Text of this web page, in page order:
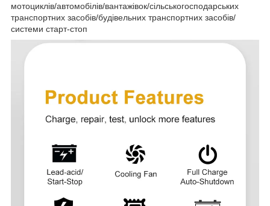
мотоциклів/автомобілів/вантажівок/сільськогосподарських
транспортних засобів/будівельних транспортних засобів/
системи старт-стоп